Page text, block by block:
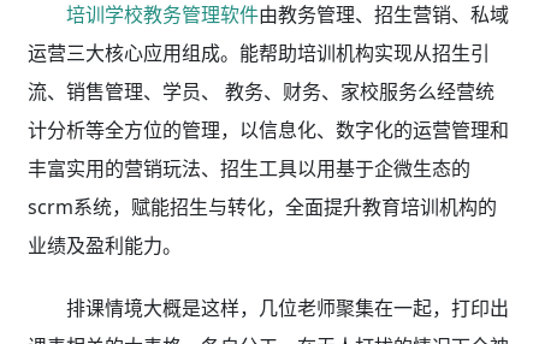
培训学校教务管理软件由教务管理、招生营销、私域
运营三大核心应用组成。能帮助培训机构实现从招生引
流、销售管理、学员、 教务、财务、家校服务么经营统
计分析等全方位的管理，以信息化、数字化的运营管理和
丰富实用的营销玩法、招生工具以用基于企微生态的
scrm系统，赋能招生与转化，全面提升教育培训机构的
业绩及盈利能力。
排课情境大概是这样，几位老师聚集在一起，打印出